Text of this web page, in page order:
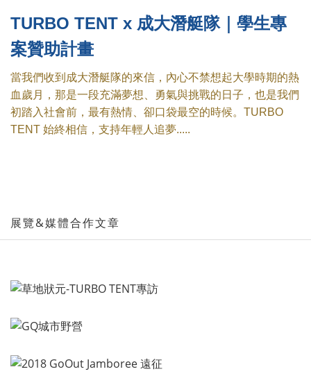
TURBO TENT x 成大潛艇隊｜學生專
案贊助計畫
當我們收到成大潛艇隊的來信，內心不禁想起大學時期的熱
血歲月，那是一段充滿夢想、勇氣與挑戰的日子，也是我們
初踏入社會前，最有熱情、卻口袋最空的時候。TURBO
TENT 始終相信，支持年輕人追夢.....
展覽&媒體合作文章